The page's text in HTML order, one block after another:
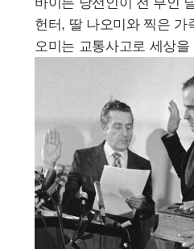
헌터, 딸 나오미와 찍은 가
오미는 교통사고로 세상